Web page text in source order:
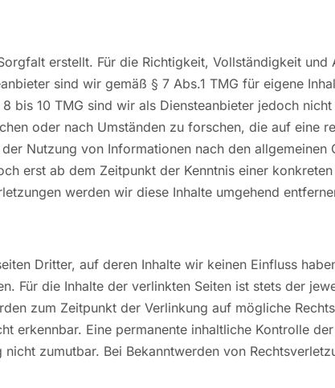
erstellt. Für die Richtigkeit, Vollständigkeit
sind wir gemäß § 7 Abs.1 TMG für eigene
bis 10 TMG sind wir als Diensteanbieter jedoch
oder nach Umständen zu forschen, die auf eine
Nutzung von Informationen nach den allgemeinen
erst ab dem Zeitpunkt der Kenntnis einer
werden wir diese Inhalte umgehend
Dritter, auf deren Inhalte wir keinen Einfluss
Für die Inhalte der verlinkten Seiten ist stets der
zum Zeitpunkt der Verlinkung auf mögliche
erkennbar. Eine permanente inhaltliche Kontrolle
zumutbar. Bei Bekanntwerden von